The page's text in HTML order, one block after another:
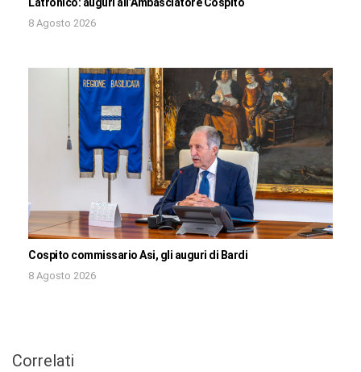
8 Agosto 2026
Cospito commissario Asi, gli auguri di Bardi
8 Agosto 2026
Correlati